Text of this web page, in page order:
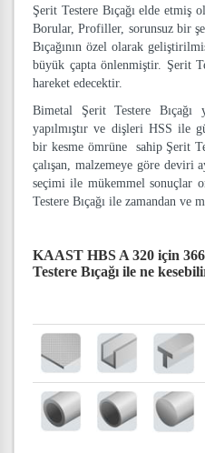
Şerit Testere Bıçağı elde etmiş
Borular, Profiller, sorunsuz bir
Bıçağının özel olarak
büyük çapta önlenmiştir. Şerit
hareket edecektir.
Bimetal Şerit Testere Bıçağı
yapılmıştır ve dişleri HSS ile
bir kesme ömrüne sahip Şerit
çalışan, malzemeye göre deviri
seçimi ile mükemmel sonuçlar
Testere Bıçağı ile zamandan ve
KAAST HBS A 320 için
Testere Bıçağı ile ne